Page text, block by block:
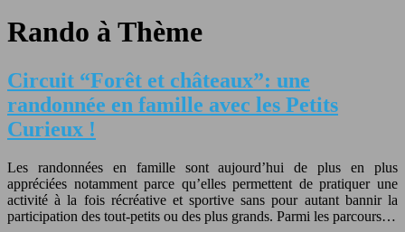
Rando à Thème
Circuit “Forêt et châteaux”: une
randonnée en famille avec les Petits
Curieux !
Les randonnées en famille sont aujourd’hui de plus en plus
appréciées notamment parce qu’elles permettent de pratiquer une
activité à la fois récréative et sportive sans pour autant bannir la
participation des tout-petits ou des plus grands. Parmi les parcours…